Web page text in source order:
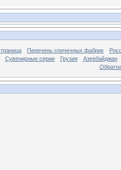
Перечень спичечных фабрик
Сувенирные серии Грузия
Азербайджан